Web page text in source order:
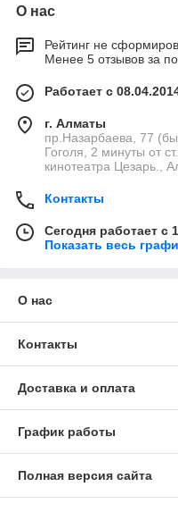
О нас
Рейтинг не
Менее 5 отзывов за
Работает с
г. Алматы
пр.Назарбаева, 77
Гоголя, 2 минуты от
кинотеатра Цезарь.,
Контакты
Сегодня работает с
Показать весь
О нас
Контакты
Доставка и оплата
График работы
Полная версия сайта